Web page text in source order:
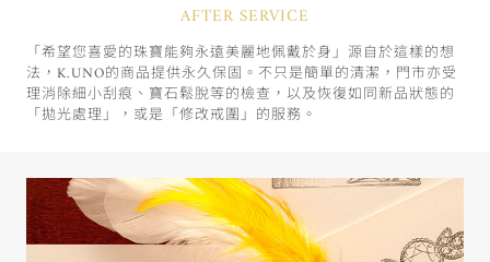
AFTER SERVICE
「希望您喜愛的珠寶能夠永遠美麗地佩戴於身」源自於這樣的想
法，K.UNO的商品提供永久保固。不只是簡單的清潔，門市亦受
理消除細小刮痕、寶石鬆脫等的檢查，以及恢復如同新品狀態的
「拋光處理」，或是「修改戒圍」的服務。